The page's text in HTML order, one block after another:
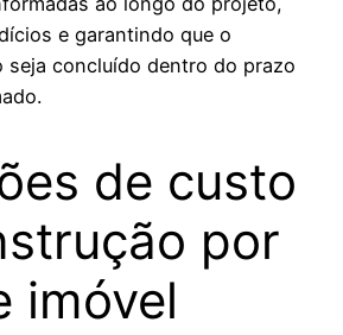
e garantindo que o
seja concluído dentro do prazo
de custo
por
imóvel